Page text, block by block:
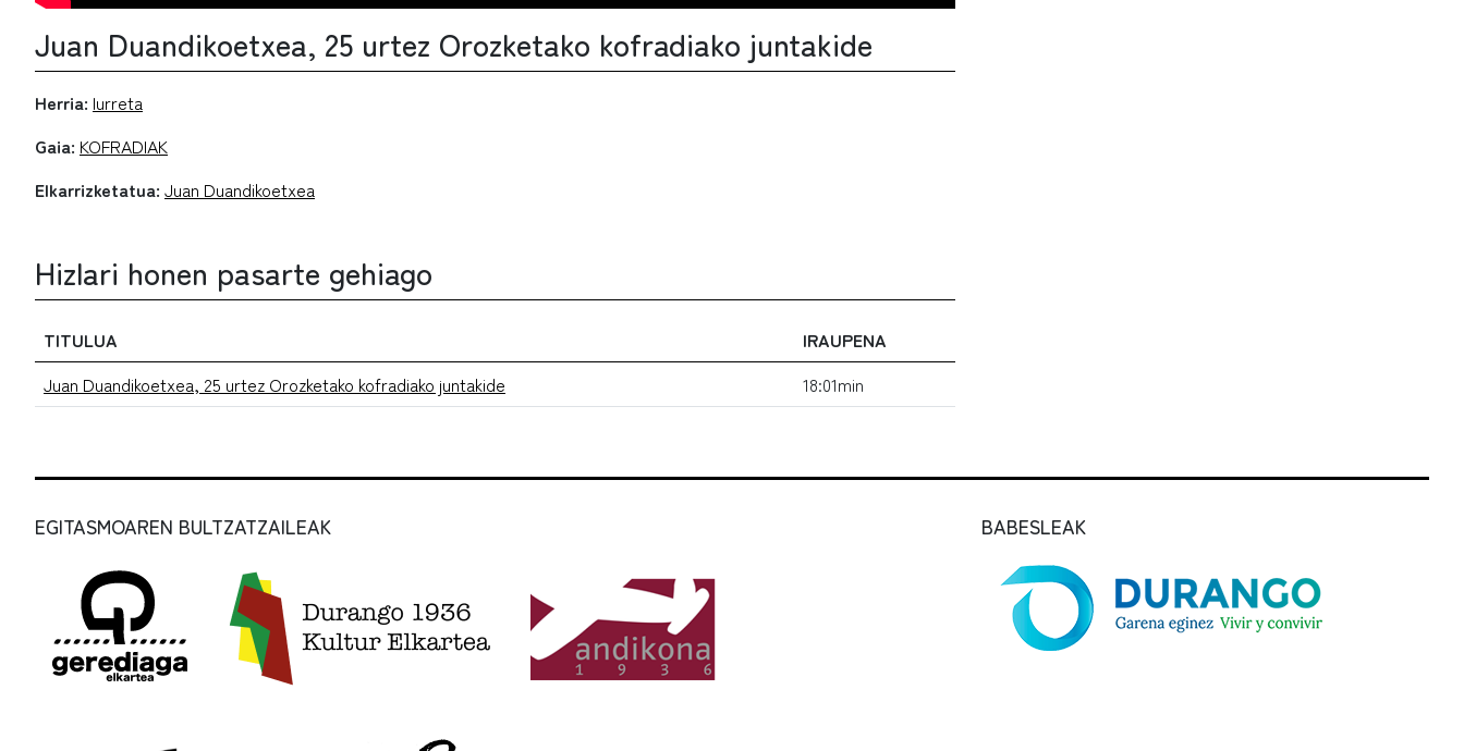
Juan Duandikoetxea, 25 urtez Orozketako kofradiako juntakide
Herria: Iurreta
Gaia: KOFRADIAK
Elkarrizketatua: Juan Duandikoetxea
Hizlari honen pasarte gehiago
TITULUA
IRAUPENA
Juan Duandikoetxea, 25 urtez Orozketako kofradiako juntakide
18:01min
EGITASMOAREN BULTZATZAILEAK BABESLEAK